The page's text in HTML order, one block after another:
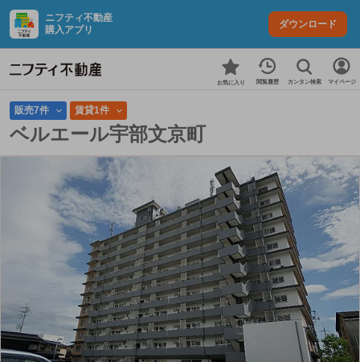
ニフティ不動産
購入アプリ
ダウンロード
お気に入り 閲覧履歴 カンタン検索 マイページ
販売7件 賃貸1件
ベルエール宇部文京町